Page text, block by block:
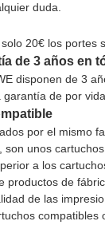
duda.
20€ los portes
de 3 años en
disponen de 3
de por vida.
por el mismo
unos
a los
productos de
de las